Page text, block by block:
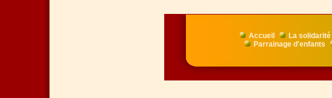
Accueil La solidarité
Parrainage d'enfants